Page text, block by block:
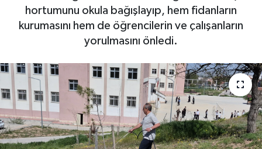
hortumunu okula bağışlayıp, hem fidanların
kurumasını hem de öğrencilerin ve çalışanların
yorulmasını önledi.
Yaşam
Resmi ilanlar